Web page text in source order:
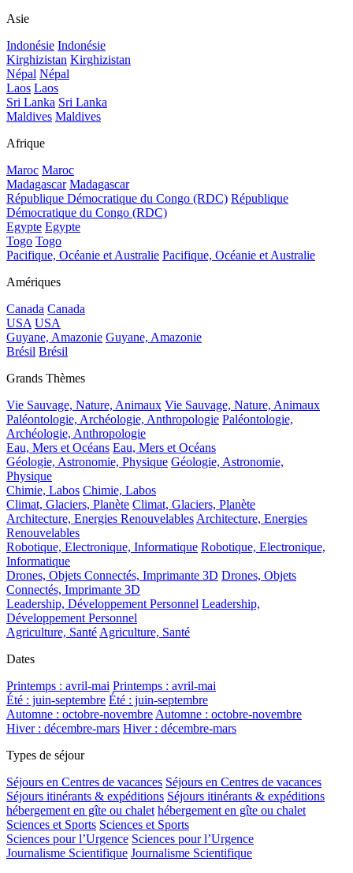
Asie
Indonésie Indonésie
Kirghizistan Kirghizistan
Népal Népal
Laos Laos
Sri Lanka Sri Lanka
Maldives Maldives
Afrique
Maroc Maroc
Madagascar Madagascar
République Démocratique du Congo (RDC) République
Démocratique du Congo (RDC)
Egypte Egypte
Togo Togo
Pacifique, Océanie et Australie Pacifique, Océanie et Australie
Amériques
Canada Canada
USA USA
Guyane, Amazonie Guyane, Amazonie
Brésil Brésil
Grands Thèmes
Vie Sauvage, Nature, Animaux Vie Sauvage, Nature, Animaux
Paléontologie, Archéologie, Anthropologie Paléontologie,
Archéologie, Anthropologie
Eau, Mers et Océans Eau, Mers et Océans
Géologie, Astronomie, Physique Géologie, Astronomie,
Physique
Chimie, Labos Chimie, Labos
Climat, Glaciers, Planète Climat, Glaciers, Planète
Architecture, Energies RenouvelablesArchitecture, Energies
Renouvelables
Robotique, Electronique, Informatique Robotique, Electronique,
Informatique
Drones, Objets Connectés, Imprimante 3D Drones, Objets
Connectés, Imprimante 3D
Leadership, Développement Personnel Leadership,
Développement Personnel
Agriculture, SantéAgriculture, Santé
Dates
Printemps : avril-mai Printemps : avril-mai
Été : juin-septembre Été : juin-septembre
Automne : octobre-novembreAutomne : octobre-novembre
Hiver : décembre-mars Hiver : décembre-mars
Types de séjour
Séjours en Centres de vacances Séjours en Centres de vacances
Séjours itinérants & expéditions Séjours itinérants & expéditions
hébergement en gîte ou chalet hébergement en gîte ou chalet
Sciences et Sports Sciences et Sports
Sciences pour l’Urgence Sciences pour l’Urgence
Journalisme Scientifique Journalisme Scientifique